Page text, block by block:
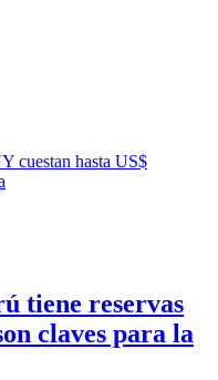
tiene reservas
claves para la